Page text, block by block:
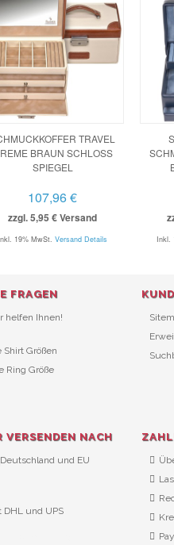
TRAVEL
BRAUN SCHLOSS
SPIEGEL
107,96 €
zzgl. 5,95 € Versand
19% MwSt. Versand Details Inkl.
FRAGEN
helfen Ihnen!
Shirt Größen
Ring Größe
VERSENDEN NACH
DHL und UPS